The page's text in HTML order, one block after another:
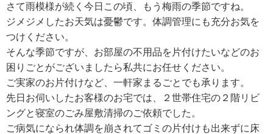
さて雨模様が続く今日この頃、もう梅雨の季節ですね。
ジメジメしたお天気は憂鬱です。体調管理にも充分お気を
つけください。
そんな季節ですが、お部屋の不用品を片付けたいなどのお
困りごとがございましたら私共にお任せください。
ご実家のお片付けなど、一軒家まるごとでも承ります。
先日お伺いしたお客様のお宅では、２世帯住宅の２階リビ
ングと寝室のごみ屋敷清掃のご依頼でした。
ご病気になられ体調を崩されてゴミの片付けも出来ずに床